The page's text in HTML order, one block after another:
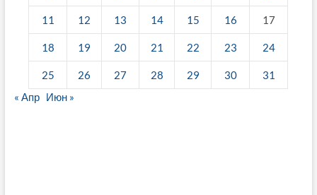
11 12 13 14 15 16 17
18 19 20 21 22 23 24
25 26 27 28 29 30
31
« Апр Июн »